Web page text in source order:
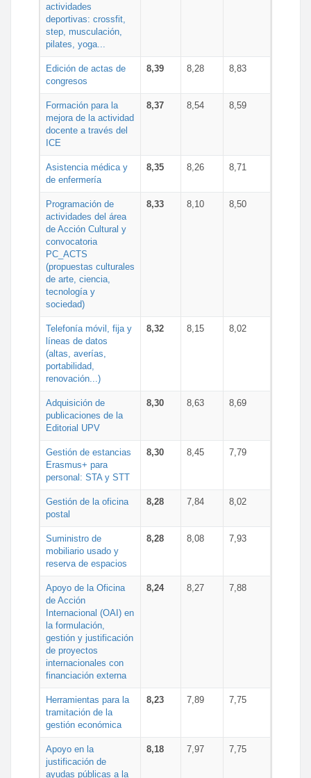
actividades
deportivas: crossfit,
step, musculación,
pilates, yoga...
Edición de actas de
congresos
8,39 8,28 8,83
Formación para la
mejora de la actividad
docente a través del
ICE
8,37 8,54 8,59
Asistencia médica y
de enfermería
8,35 8,26 8,71
Programación de
actividades del área
de Acción Cultural y
convocatoria
PC_ACTS
(propuestas culturales
de arte, ciencia,
tecnología y
sociedad)
8,33 8,10 8,50
Telefonía móvil, fija y
líneas de datos
(altas, averías,
portabilidad,
renovación...)
8,32 8,15 8,02
Adquisición de
publicaciones de la
Editorial UPV
8,30 8,63 8,69
Gestión de estancias
Erasmus+ para
personal: STA y STT
8,30 8,45 7,79
Gestión de la oficina
postal
8,28 7,84 8,02
Suministro de
mobiliario usado y
reserva de espacios
8,28 8,08 7,93
Apoyo de la Oficina
de Acción
Internacional (OAI) en
la formulación,
gestión y justificación
de proyectos
internacionales con
financiación externa
8,24 8,27 7,88
Herramientas para la
tramitación de la
gestión económica
8,23 7,89 7,75
Apoyo en la
justificación de
ayudas públicas a la
8,18 7,97 7,75